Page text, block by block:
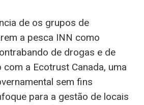
de os grupos de
a pesca INN como
de drogas e de
a Ecotrust Canada, uma
sem fins
para a gestão de locais